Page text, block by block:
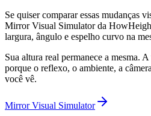
Se quiser comparar essas mudanças
Mirror Visual Simulator da
largura, ângulo e espelho curvo na
Sua altura real permanece a mesma.
porque o reflexo, o ambiente, a
você vê.
Mirror Visual Simulator